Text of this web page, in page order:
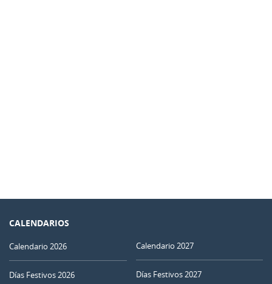
CALENDARIOS
Calendario 2026
Días Festivos 2026
Calendario 2027
Días Festivos 2027